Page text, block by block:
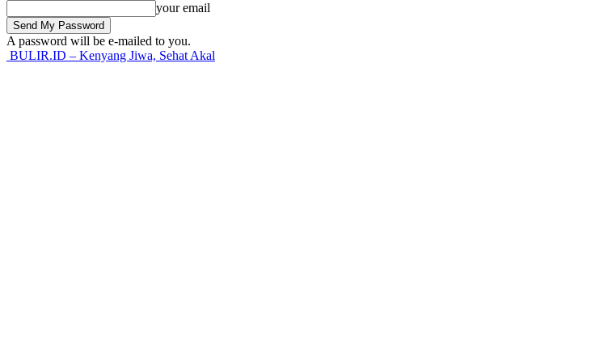
your email
A password will be e-mailed to you.
BULIR.ID – Kenyang Jiwa, Sehat Akal